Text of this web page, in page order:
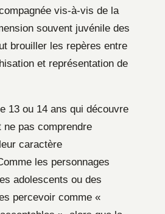
vis-à-vis de la
souvent juvénile des
brouiller les repères entre
et représentation de
13 ou 14 ans qui découvre
ne pas comprendre
caractère
les personnages
adolescents ou des
percevoir comme «